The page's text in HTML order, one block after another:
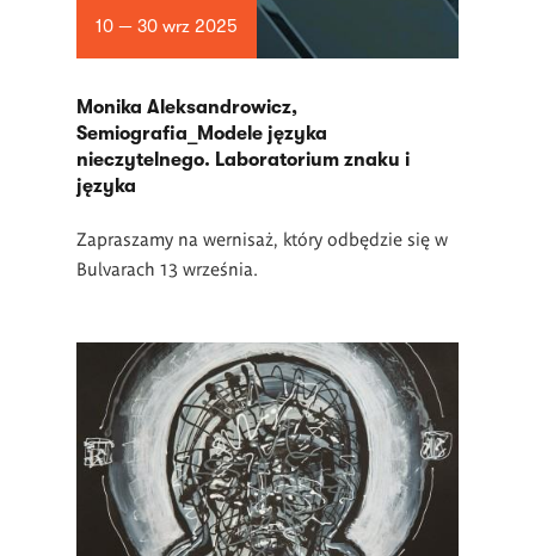
10 — 30 wrz 2025
Monika Aleksandrowicz,
Semiografia_Modele języka
nieczytelnego. Laboratorium znaku i
języka
Zapraszamy na wernisaż, który odbędzie się w
Bulvarach 13 września.